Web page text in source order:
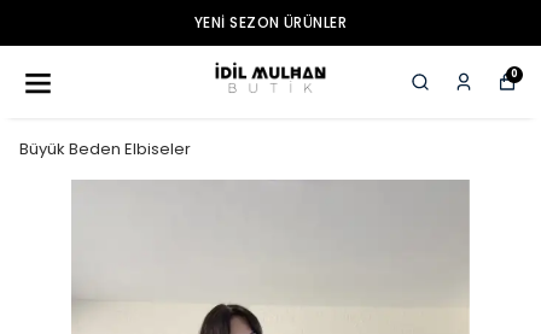
YENI SEZON ÜRÜNLER
0
Büyük Beden Elbiseler